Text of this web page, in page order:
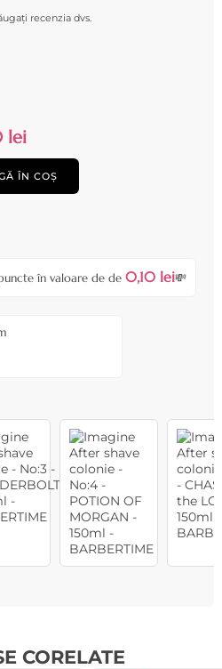
recenzia dvs.
lei
ÎN COȘ
în valoare de de 0,10 lei💸
CORELATE